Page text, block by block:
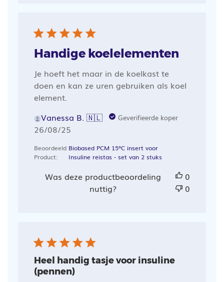
Handige koelelementen
Je hoeft het maar in de koelkast te
doen en kan ze uren gebruiken als koel
element.
Vanessa B. 🇳🇱
Geverifieerde koper
Publicatiedatum
26/08/25
Beoordeeld
Product:
Biobased PCM 15ºC insert voor
Insuline reistas - set van 2 stuks
Was deze productbeoordeling
nuttig?
0
0
Heel handig tasje voor insuline
(pennen)